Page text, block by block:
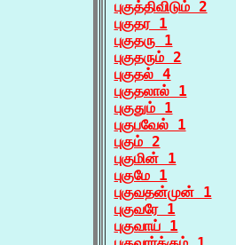
புகுத்திவிடும் 2
புகுதர 1
புகுதரு 1
புகுதரும் 2
புகுதல் 4
புகுதலால் 1
புகுதும் 1
புகுபவேல் 1
புகும் 2
புகுமின் 1
புகுமே 1
புகுவதன்முன் 1
புகுவரே 1
புகுவாய் 1